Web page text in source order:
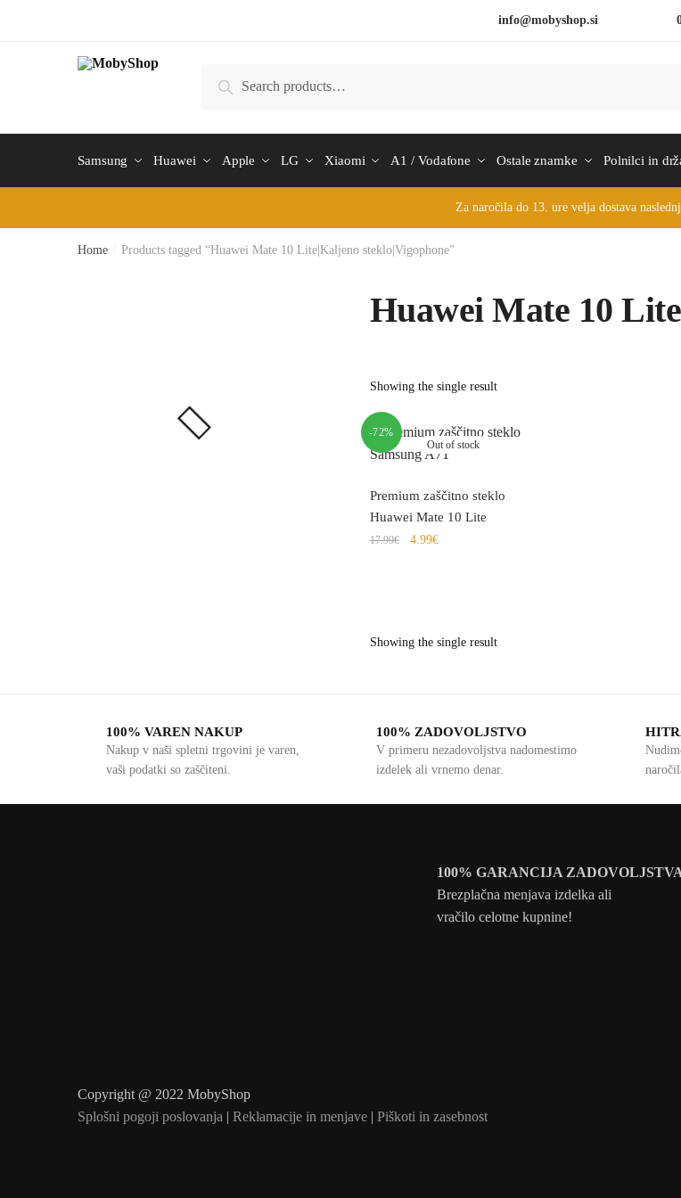
info@mobyshop.si
Search
Samsung Huawei Apple LG Xiaomi A1 / Vodafone Ostale znamke Polnilci in
Za naročila do 13. ure velja dostava
Home Products tagged “Huawei Mate 10 Lite|Kaljeno steklo|Vigophone”
Huawei Mate 10
Showing the single result
-72%
Out of stock
Premium zaščitno steklo
Huawei Mate 10 Lite
17.99€ 4.99€
Showing the single result
100% VAREN NAKUP
Nakup v naši spletni trgovini je varen,
vaši podatki so zaščiteni.
100% ZADOVOLJSTVO
V primeru nezadovoljstva nadomestimo
izdelek ali vrnemo denar.
100% GARANCIJA
Brezplačna menjava izdelka ali
vračilo celotne kupnine!
Copyright @ 2022 MobyShop
Splošni pogoji poslovanja | Reklamacije in menjave | Piškoti in zasebnost